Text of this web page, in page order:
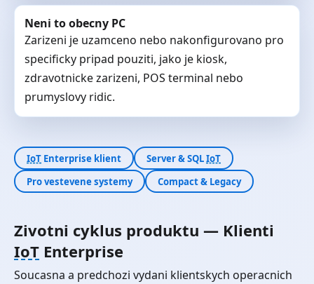
Neni to obecny PC
Zarizeni je uzamceno nebo nakonfigurovano pro
specificky pripad pouziti, jako je kiosk,
zdravotnicke zarizeni, POS terminal nebo
prumyslovy ridic.
IoT Enterprise klient Server & SQLIoT
Pro vestevene systemy
Compact & Legacy
Zivotni cyklus produktu — Klienti
IoT Enterprise
Soucasna a predchozi vydani klientskych operacnich